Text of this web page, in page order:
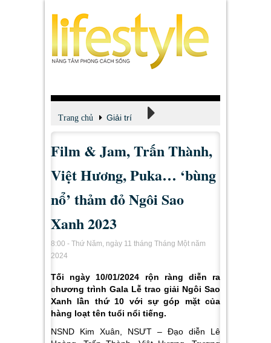
Trang chủ Giải trí
Xem - Nghe - Đọc
Film & Jam, Trấn Thành,
Việt Hương, Puka… ‘bùng
nổ’ thảm đỏ Ngôi Sao
Xanh 2023
8:00 - Thứ Năm, ngày 11 tháng Tháng Một năm
2024
Tối ngày 10/01/2024 rộn ràng diễn ra
chương trình Gala Lễ trao giải Ngôi Sao
Xanh lần thứ 10 với sự góp mặt của
hàng loạt tên tuổi nổi tiếng.
NSND Kim Xuân, NSƯT – Đạo diễn Lê